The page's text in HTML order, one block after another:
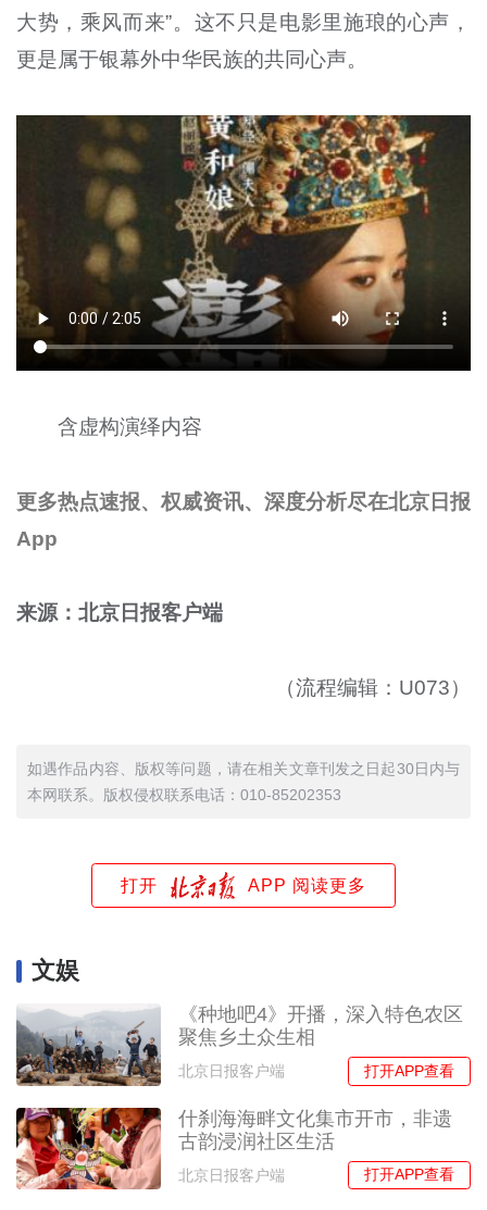
大势，乘风而来”。这不只是电影里施琅的心声，
更是属于银幕外中华民族的共同心声。
含虚构演绎内容
更多热点速报、权威资讯、深度分析尽在北京日报
App
来源：北京日报客户端
（流程编辑：U073）
如遇作品内容、版权等问题，请在相关文章刊发之日起30日内与
本网联系。版权侵权联系电话：010-85202353
打开 APP 阅读更多
文娱
《种地吧4》开播，深入特色农区
聚焦乡土众生相
北京日报客户端 打开APP查看
什刹海海畔文化集市开市，非遗
古韵浸润社区生活
北京日报客户端 打开APP查看